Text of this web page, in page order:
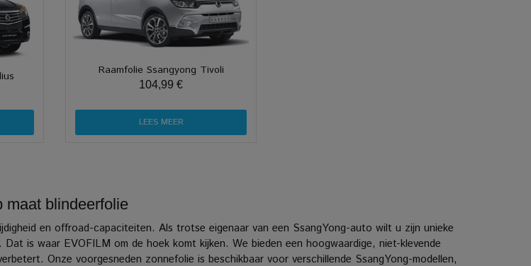
Raamfolie Ssangyong Tivoli
104,99 €
LEES MEER
maat blindeerfolie
en offroad-capaciteiten. Als trotse eigenaar van een SsangYong-auto wilt u zijn unieke
Dat is waar EVOFILM om de hoek komt kijken. We bieden een hoogwaardige, niet-klevende
Onze voorgesneden zonnefolie is beschikbaar voor verschillende SsangYong-modellen,